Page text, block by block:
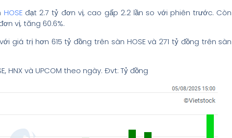
HOSEđạt 2.7 tỷ đơn vị, cao gấp 2.2 lần so với phiên trước. Còn
vị, tăng 60.6%.
giá trị hơn 615 tỷ đồng trên sàn HOSE và 271 tỷ đồng trên sàn
HNX và UPCOM theo ngày. Đvt: Tỷ đồng